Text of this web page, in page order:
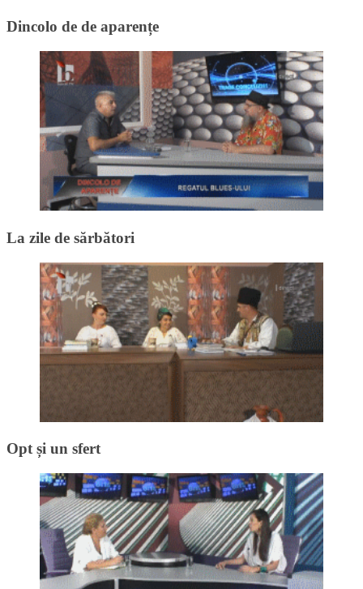
Dincolo de de aparențe
La zile de sărbători
Opt și un sfert